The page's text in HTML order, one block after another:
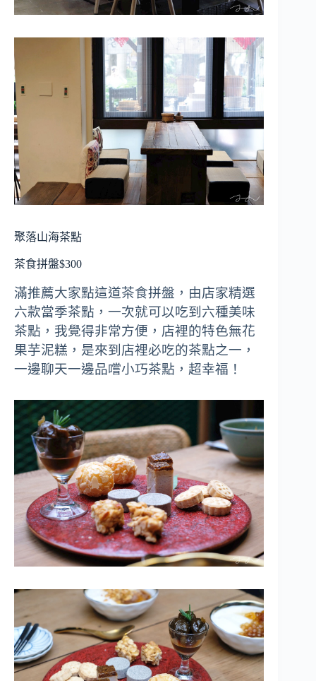
聚落山海茶點
茶食拼盤$300
滿推薦大家點這道茶食拼盤，由店家精選
六款當季茶點，一次就可以吃到六種美味
茶點，我覺得非常方便，店裡的特色無花
果芋泥糕，是來到店裡必吃的茶點之一，
一邊聊天一邊品嚐小巧茶點，超幸福！